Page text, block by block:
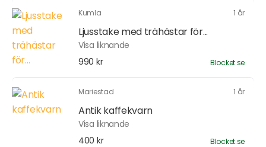
Kumla 1 år
Ljusstake med trähästar för...
Visa liknande
990 kr
Blocket.se
Mariestad 1 år
Antik kaffekvarn
Visa liknande
400 kr
Blocket.se